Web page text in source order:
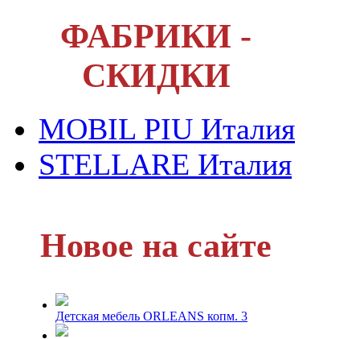
ФАБРИКИ -
СКИДКИ
MOBIL PIU Италия
STELLARE Италия
Новое на сайте
Детская мебель ORLEANS копм. 3